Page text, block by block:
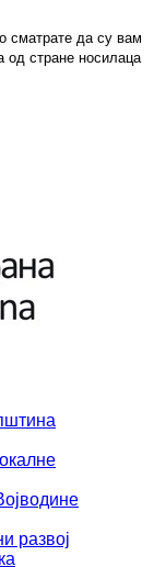
сматрате да су вам
од стране носилаца
развој